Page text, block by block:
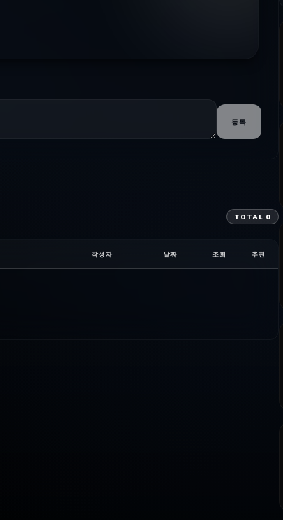
등록
TOTAL 0
작성자 날짜 조회 추천